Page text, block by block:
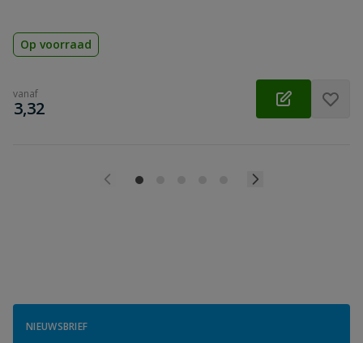
Op voorraad
vanaf
€
3,32
NIEUWSBRIEF